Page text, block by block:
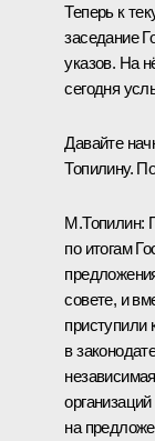
Теперь к
заседание
указов. На
сегодня
Давайте
Топилину.
М.Топилин:
по итогам
совете, и
приступили
в
на